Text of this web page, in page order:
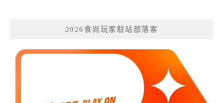
2026食尚玩家駐站部落客